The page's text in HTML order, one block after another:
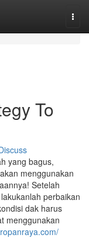
To
yang bagus,
menggunakan
Setelah
perbaikan
dak harus
menggunakan